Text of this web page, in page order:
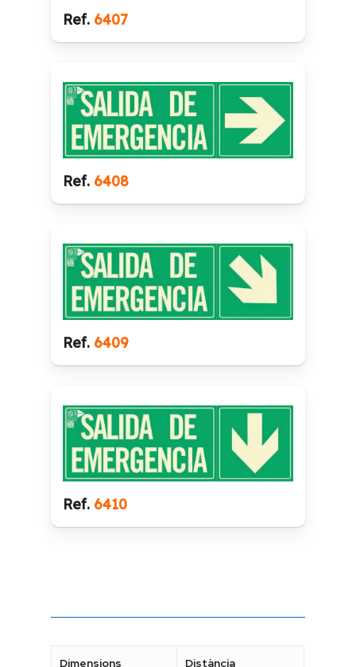
Ref. 6407
Ref. 6408
Ref. 6409
Ref. 6410
Dimensions Distància